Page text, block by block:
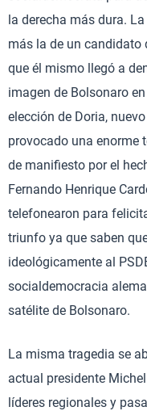
la derecha más dura.
más la de un candidato
que él mismo llegó a
imagen de Bolsonaro
elección de Doria,
provocado una enorme
de manifiesto por el
Fernando Henrique
telefonearon para
triunfo ya que saben
ideológicamente al
socialdemocracia
satélite de Bolsonaro.
La misma tragedia se
actual presidente
líderes regionales y